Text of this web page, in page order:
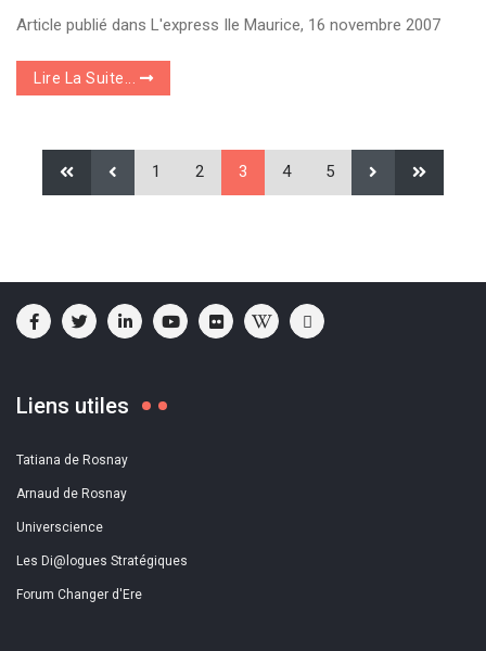
Article publié dans L'express Ile Maurice, 16 novembre 2007
Lire La Suite...
1 2 3 4 5
Liens utiles
Tatiana de Rosnay
Arnaud de Rosnay
Universcience
Les Di@logues Stratégiques
Forum Changer d'Ere